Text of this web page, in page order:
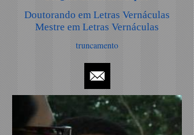
Doutorando em Letras Vernáculas
Mestre em Letras Vernáculas
truncamento